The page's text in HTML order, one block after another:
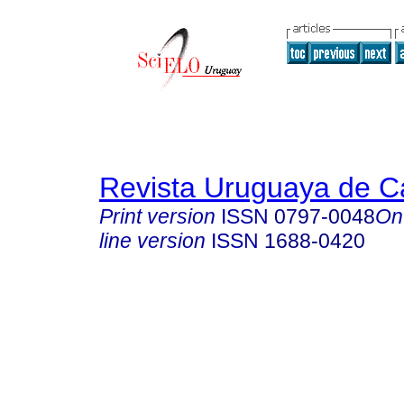
Revista Uruguaya de
Print version ISSN 0797-0048
line version ISSN 1688-0420